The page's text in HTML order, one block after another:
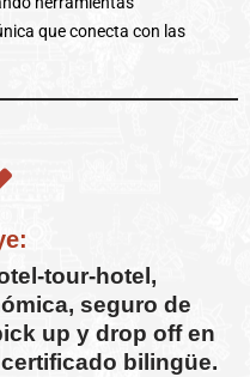
que conecta con las
tour-hotel,
seguro de
up y drop off en
bilingüe.